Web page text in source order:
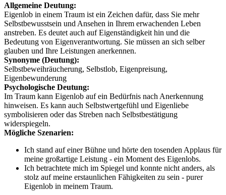
Allgemeine Deutung:
Eigenlob in einem Traum ist ein Zeichen dafür, dass Sie mehr
Selbstbewusstsein und Ansehen in Ihrem erwachenden Leben
anstreben. Es deutet auch auf Eigenständigkeit hin und die
Bedeutung von Eigenverantwortung. Sie müssen an sich selber
glauben und Ihre Leistungen anerkennen.
Synonyme (Deutung):
Selbstbeweihräucherung, Selbstlob, Eigenpreisung,
Eigenbewunderung
Psychologische Deutung:
Im Traum kann Eigenlob auf ein Bedürfnis nach Anerkennung
hinweisen. Es kann auch Selbstwertgefühl und Eigenliebe
symbolisieren oder das Streben nach Selbstbestätigung
widerspiegeln.
Mögliche Szenarien:
Ich stand auf einer Bühne und hörte den tosenden Applaus für
meine großartige Leistung - ein Moment des Eigenlobs.
Ich betrachtete mich im Spiegel und konnte nicht anders, als
stolz auf meine erstaunlichen Fähigkeiten zu sein - purer
Eigenlob in meinem Traum.